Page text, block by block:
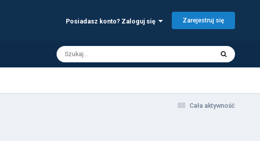
Posiadasz konto? Zaloguj się Zarejestruj się
Cała aktywność